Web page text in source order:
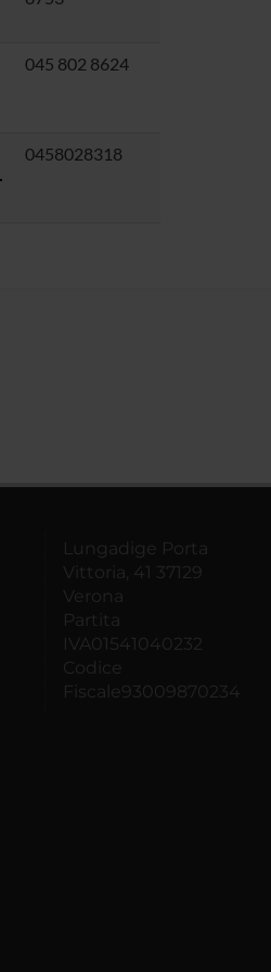
045 802 8624
0458028318
Lungadige Porta
Vittoria, 41 37129
Verona
Partita
IVA01541040232
Codice
Fiscale93009870234